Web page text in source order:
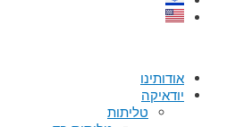
אודותינו
יודאיקה
טליתות